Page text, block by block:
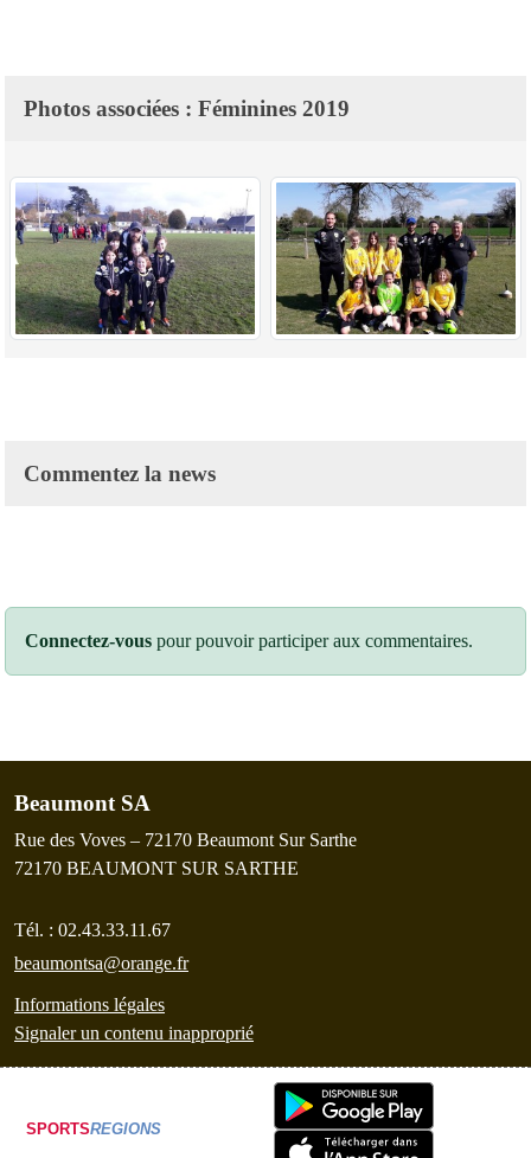
Photos associées : Féminines 2019
Commentez la news
Connectez-vous pour pouvoir participer aux commentaires.
Beaumont SA
Rue des Voves – 72170 Beaumont Sur Sarthe
72170 BEAUMONT SUR SARTHE
Tél. : 02.43.33.11.67
beaumontsa@orange.fr
Informations légales
Signaler un contenu inapproprié
SPORTSREGIONS